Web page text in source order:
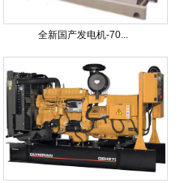
全新国产发电机-70...